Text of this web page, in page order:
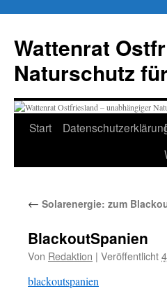
springen
Wattenrat
Naturschutz
Start
← Solarenergie: zum
BlackoutSpanien
Von Redaktion | Veröffentlicht
blackoutspanien